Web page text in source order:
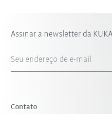
Assinar a newsletter da KUKA
Seu endereço de e-mail
Contato